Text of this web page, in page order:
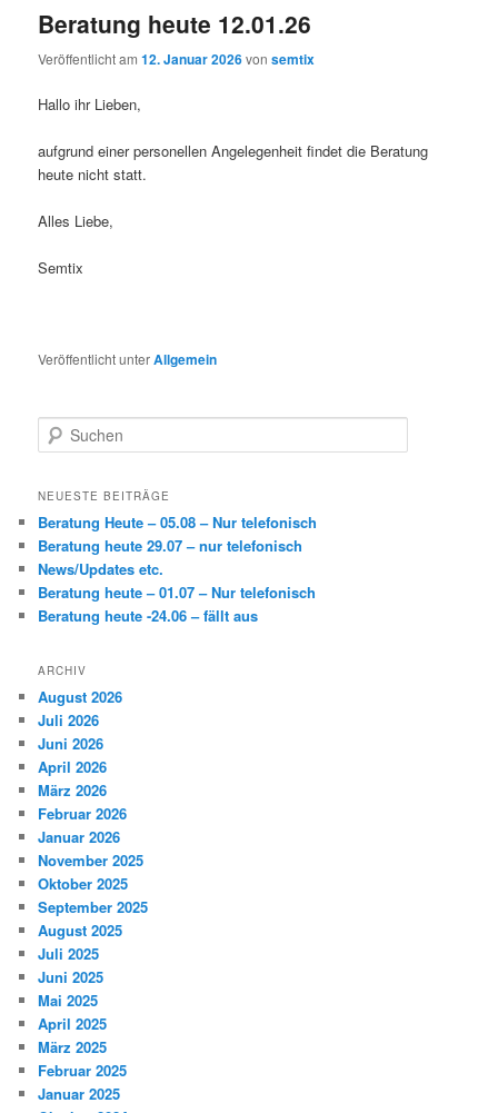
Beratung heute 12.01.26
Veröffentlicht am12. Januar 2026vonsemtix
Hallo ihr Lieben,
aufgrund einer personellen Angelegenheit findet die Beratung
heute nicht statt.
Alles Liebe,
Semtix
Veröffentlicht unterAllgemein
u
h
n
NEUESTE BEITRÄGE
Beratung Heute – 05.08 – Nur telefonisch
Beratung heute 29.07 – nur telefonisch
News/Updates etc.
Beratung heute – 01.07 – Nur telefonisch
Beratung heute -24.06 – fällt aus
ARCHIV
August 2026
Juli 2026
Juni 2026
April 2026
März 2026
Februar 2026
Januar 2026
November 2025
Oktober 2025
September 2025
August 2025
Juli 2025
Juni 2025
Mai 2025
April 2025
März 2025
Februar 2025
Januar 2025